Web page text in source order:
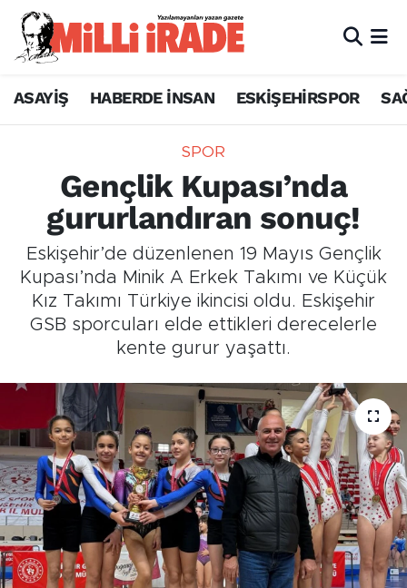
ASAYİŞ HABERDE İNSAN ESKİŞEHİRSPOR
SPOR
Gençlik Kupası’nda
gururlandıran sonuç!
Eskişehir’de düzenlenen 19 Mayıs Gençlik
Kupası’nda Minik A Erkek Takımı ve Küçük
Kız Takımı Türkiye ikincisi oldu. Eskişehir
GSB sporcuları elde ettikleri derecelerle
kente gurur yaşattı.